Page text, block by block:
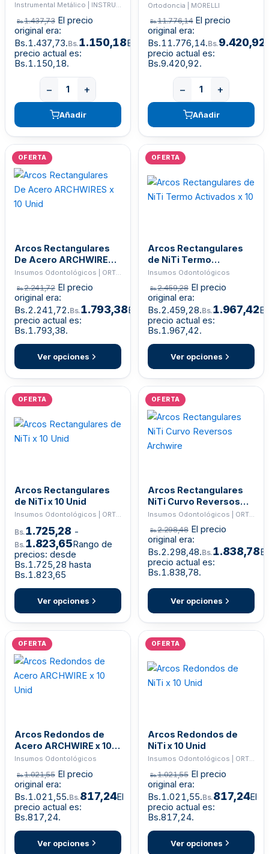
Instrumental Metálico | INSTRUMENTAL
Bs.1.437,73 El precio
original era:
Bs.1.437,73.Bs.1.150,18El
precio actual es:
Bs.1.150,18.
− +
Añadir
Ortodoncia | MORELLI
Bs.11.776,14 El precio
original era:
Bs.11.776,14.Bs.9.420,92
precio actual es:
Bs.9.420,92.
− +
Añadir
OFERTA
Arcos Rectangulares
De Acero ARCHWIRES x
10 Unid
Insumos Odontológicos | ORTHO
Bs.2.241,72 El precio
original era:
Bs.2.241,72.Bs.1.793,38El
precio actual es:
Bs.1.793,38.
Ver opciones
OFERTA
Arcos Rectangulares
de NiTi Termo
Activados x 10
Insumos Odontológicos
Bs.2.459,28 El precio
original era:
Bs.2.459,28.Bs.1.967,42El
precio actual es:
Bs.1.967,42.
Ver opciones
OFERTA
Arcos Rectangulares
de NiTi x 10 Unid
Insumos Odontológicos | ORTHO
Bs.1.725,28 -
Bs.1.823,65 Rango de
precios: desde
Bs.1.725,28 hasta
Bs.1.823,65
Ver opciones
OFERTA
Arcos Rectangulares
NiTi Curvo Reversos
Archwire
Insumos Odontológicos | ORTHO
Bs.2.298,48 El precio
original era:
Bs.2.298,48.Bs.1.838,78 El
precio actual es:
Bs.1.838,78.
Ver opciones
OFERTA
Arcos Redondos de
Acero ARCHWIRE x 10
Unid
Insumos Odontológicos
Bs.1.021,55 El precio
original era:
Bs.1.021,55.Bs.817,24El
precio actual es:
Bs.817,24.
Ver opciones
OFERTA
Arcos Redondos de
NiTi x 10 Unid
Insumos Odontológicos | ORTHO
Bs.1.021,55 El precio
original era:
Bs.1.021,55.Bs.817,24El
precio actual es:
Bs.817,24.
Ver opciones